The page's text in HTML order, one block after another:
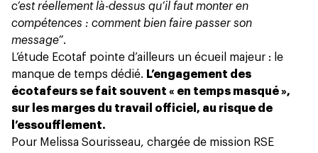
c’est réellement là-dessus qu’il faut monter en
compétences : comment bien faire passer son
message”.
L’étude Ecotaf pointe d’ailleurs un écueil majeur : le
manque de temps dédié. L’engagement des
écotafeurs se fait souvent « en temps masqué »,
sur les marges du travail officiel, au risque de
l’essoufflement.
Pour Melissa Sourisseau, chargée de mission RSE